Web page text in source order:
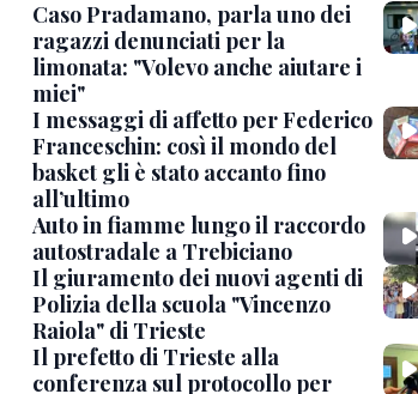
Caso Pradamano, parla uno dei
ragazzi denunciati per la
limonata: "Volevo anche aiutare i
miei"
I messaggi di affetto per Federico
Franceschin: così il mondo del
basket gli è stato accanto fino
all’ultimo
Auto in fiamme lungo il raccordo
autostradale a Trebiciano
Il giuramento dei nuovi agenti di
Polizia della scuola "Vincenzo
Raiola" di Trieste
Il prefetto di Trieste alla
conferenza sul protocollo per